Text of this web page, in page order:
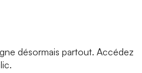
désormais partout. Accédez